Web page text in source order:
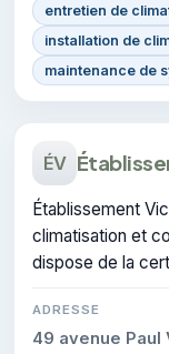
entretien de
installation de
maintenance de
ÉV
Établissement
climatisation et
dispose de la
ADRESSE
49 avenue